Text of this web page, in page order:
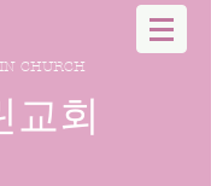
CHURCH
교회